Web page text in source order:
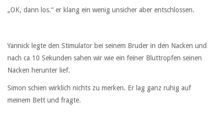
„OK, dann los.“ er klang ein wenig unsicher aber entschlossen.
Yannick legte den Stimulator bei seinem Bruder in den Nacken und
nach ca 10 Sekunden sahen wir wie ein feiner Bluttropfen seinen
Nacken herunter lief.
Simon schien wirklich nichts zu merken. Er lag ganz ruhig auf
meinem Bett und fragte.